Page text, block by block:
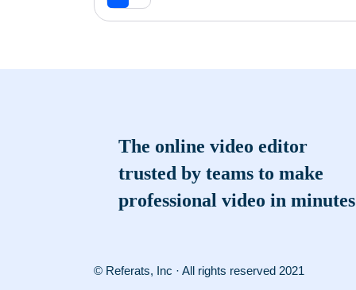
The online video editor
trusted by teams to make
professional video in minutes
© Referats, Inc · All rights reserved 2021